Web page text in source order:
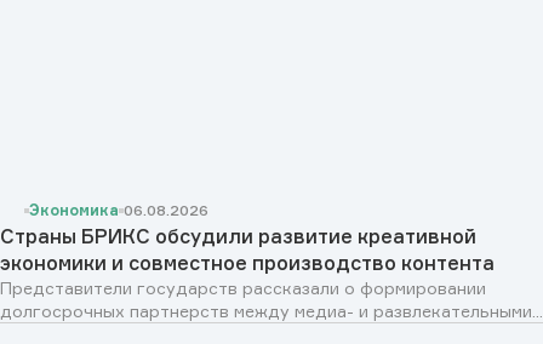
Экономика 06.08.2026
Страны БРИКС обсудили развитие креативной
экономики и совместное производство контента
Представители государств рассказали о формировании
долгосрочных партнерств между медиа- и развлекательными...